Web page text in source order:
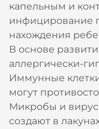
капельным и
инфицирование
нахождения
В основе
аллергически-
Иммунные
могут
Микробы и
создают в